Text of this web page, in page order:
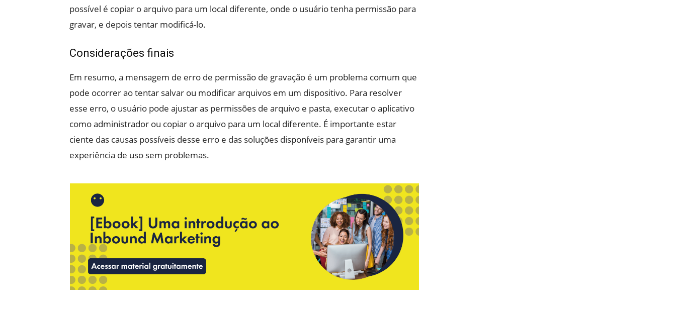
possível é copiar o arquivo para um local diferente, onde o usuário tenha permissão para
gravar, e depois tentar modificá-lo.
Considerações finais
Em resumo, a mensagem de erro de permissão de gravação é um problema comum que
pode ocorrer ao tentar salvar ou modificar arquivos em um dispositivo. Para resolver
esse erro, o usuário pode ajustar as permissões de arquivo e pasta, executar o aplicativo
como administrador ou copiar o arquivo para um local diferente. É importante estar
ciente das causas possíveis desse erro e das soluções disponíveis para garantir uma
experiência de uso sem problemas.